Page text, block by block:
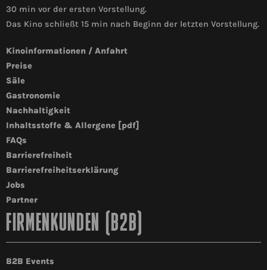
30 min vor der ersten Vorstellung.
Das Kino schließt 15 min nach Beginn der letzten Vorstellung.
Kinoinformationen / Anfahrt
Preise
Säle
Gastronomie
Nachhaltigkeit
Inhaltsstoffe & Allergene [pdf]
FAQs
Barrierefreiheit
Barrierefreiheitserklärung
Jobs
Partner
FIRMENKUNDEN (B2B)
B2B Events